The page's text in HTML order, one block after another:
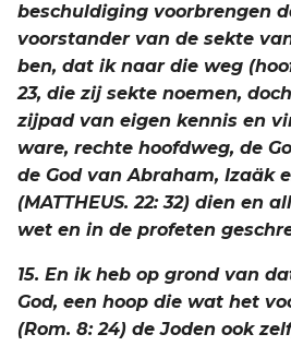
beschuldiging voorbrengen
voorstander van de sekte
ben, dat ik naar die weg
23, die zij sekte noemen,
zijpad van eigen kennis en
ware, rechte hoofdweg, de
de God van Abraham, Izaäk
(MATTHEUS. 22: 32) dien en
wet en in de profeten
15. En ik heb op grond van
God, een hoop die wat het
(Rom. 8: 24) de Joden ook